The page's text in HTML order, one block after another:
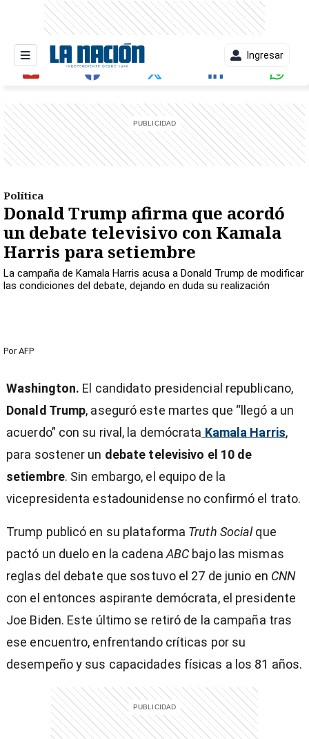
Ingresar
Política
Donald Trump afirma que acordó
un debate televisivo con Kamala
Harris para setiembre
La campaña de Kamala Harris acusa a Donald Trump de modificar
las condiciones del debate, dejando en duda su realización
Por AFP
Washington. El candidato presidencial republicano,
Donald Trump, aseguró este martes que “llegó a un
acuerdo” con su rival, la demócrata Kamala Harris,
para sostener un debate televisivo el 10 de
setiembre. Sin embargo, el equipo de la
vicepresidenta estadounidense no confirmó el trato.
Trump publicó en su plataforma Truth Socialque
pactó un duelo en la cadena ABC bajo las mismas
reglas del debate que sostuvo el 27 de junio en CNN
con el entonces aspirante demócrata, el presidente
Joe Biden. Este último se retiró de la campaña tras
ese encuentro, enfrentando críticas por su
desempeño y sus capacidades físicas a los 81 años.